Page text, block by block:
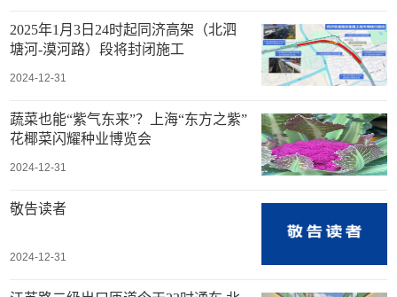
2025年1月3日24时起同济高架（北泗
塘河-漠河路）段将封闭施工
2024-12-31
蔬菜也能“紫气东来”？上海“东方之紫”
花椰菜闪耀种业博览会
2024-12-31
敬告读者
2024-12-31